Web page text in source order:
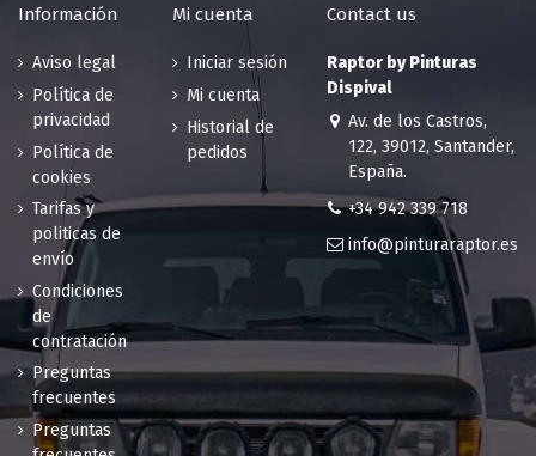
Blanco perla
194 en stock
Marfil
45.15 €
RAL 1015
Marfil claro
45.15 €
185 en stock
RAL 1016
Amarillo
azufre
45.15 €
189 en stock
RAL 1017
azafrán
200 en stock
zinc
200 en stock
RAL 1019
Beige
RAL 1020
Amarillo oliva
Información
Aviso legal
Política de
privacidad
Política de
cookies
Tarifas y
politicas de
envío
Condiciones
de
contratación
Preguntas
frecuentes
Preguntas
Mi cuenta
Iniciar sesión
Mi cuenta
Historial de
pedidos
Contact us
Raptor by Pinturas
Dispival
Av. de los Castros,
122, 39012, Santander,
España.
+34 942 339 718
info@pinturaraptor.es